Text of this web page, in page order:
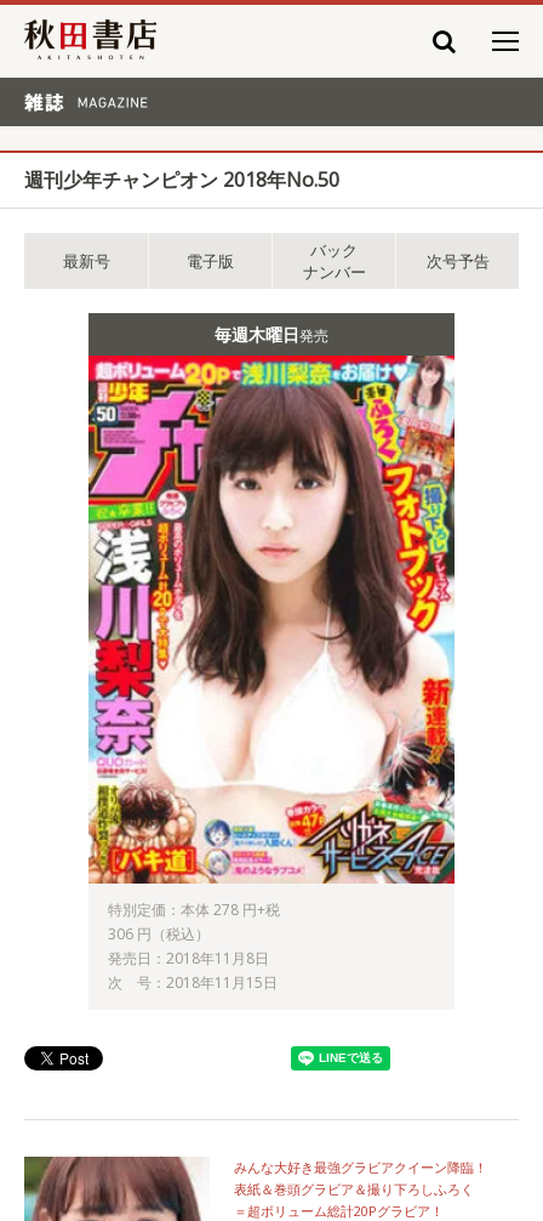
秋田書店
週刊少年チャンピオン 2018年No.50
最新号 電子版
バック
ナンバー
次号予告
毎週木曜日発売
特別定価：本体 278 円+税
306 円（税込）
発売日：2018年11月8日
次 号：2018年11月15日
みんな大好き最強グラビアクイーン降臨！
表紙＆巻頭グラビア＆撮り下ろしふろく
＝超ボリューム総計20Pグラビア！